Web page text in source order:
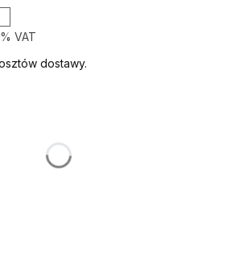
VAT
VAT
dostawy.
formie w jakiej ma znaleźć się na